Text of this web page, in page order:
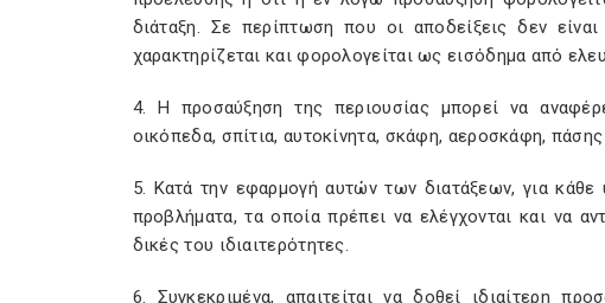
διάταξη. Σε περίπτωση που οι αποδείξεις δεν
χαρακτηρίζεται και φορολογείται ως εισόδημα από
4. Η προσαύξηση της περιουσίας μπορεί να
οικόπεδα, σπίτια, αυτοκίνητα, σκάφη, αεροσκάφη,
5. Κατά την εφαρμογή αυτών των διατάξεων, για κάθε
προβλήματα, τα οποία πρέπει να ελέγχονται και να
δικές του ιδιαιτερότητες.
6. Συγκεκριμένα, απαιτείται να δοθεί ιδιαίτερη